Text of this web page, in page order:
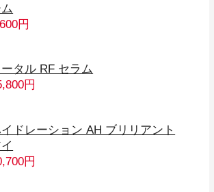
円
ータル RF セラム
円
ドレーション AH ブリリアント
円